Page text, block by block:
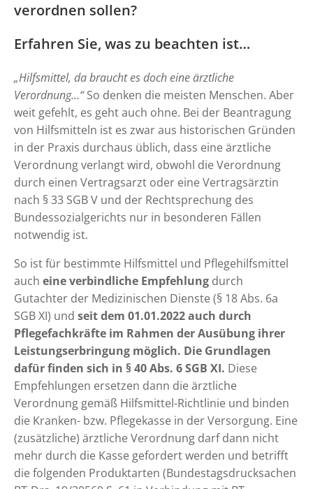
verordnen sollen?
Erfahren Sie, was zu beachten ist…
„Hilfsmittel, da braucht es doch eine ärztliche
Verordnung…“So denken die meisten Menschen. Aber
weit gefehlt, es geht auch ohne. Bei der Beantragung
von Hilfsmitteln ist es zwar aus historischen Gründen
in der Praxis durchaus üblich, dass eine ärztliche
Verordnung verlangt wird, obwohl die Verordnung
durch einen Vertragsarzt oder eine Vertragsärztin
nach § 33 SGB V und der Rechtsprechung des
Bundessozialgerichts nur in besonderen Fällen
notwendig ist.
So ist für bestimmte Hilfsmittel und Pflegehilfsmittel
auch eine verbindliche Empfehlung durch
Gutachter der Medizinischen Dienste (§ 18 Abs. 6a
SGB XI) und seit dem 01.01.2022 auch durch
Pflegefachkräfte im Rahmen der Ausübung ihrer
Leistungserbringung möglich. Die Grundlagen
dafür finden sich in § 40 Abs. 6 SGB XI. Diese
Empfehlungen ersetzen dann die ärztliche
Verordnung gemäß Hilfsmittel-Richtlinie und binden
die Kranken- bzw. Pflegekasse in der Versorgung. Eine
(zusätzliche) ärztliche Verordnung darf dann nicht
mehr durch die Kasse gefordert werden und betrifft
die folgenden Produktarten (Bundestagsdrucksachen